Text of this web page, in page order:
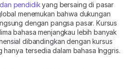
pendidik yang bersaing di pasar
menemukan bahwa dukungan
dengan pangsa pasar. Kursus
bahasa menjangkau lebih banyak
dibandingkan dengan kursus
hanya tersedia dalam bahasa Inggris.